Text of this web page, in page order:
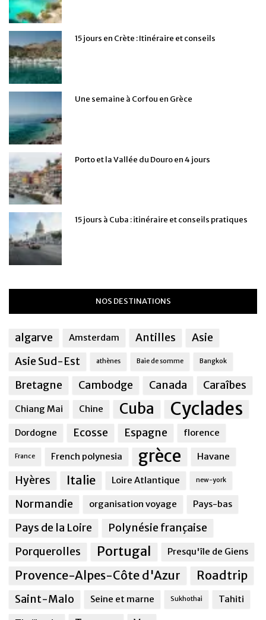
15 jours en Crète : Itinéraire et conseils
Une semaine à Corfou en Grèce
Porto et la Vallée du Douro en 4 jours
15 jours à Cuba : itinéraire et conseils pratiques
NOS DESTINATIONS
algarve Amsterdam Antilles
Asie
Asie Sud-Est
athènes Baie de somme Bangkok
Bretagne Cambodge Canada Caraîbes
Chiang Mai Chine Cuba Cyclades
Dordogne Ecosse Espagne florence
France French polynesia grèce Havane
Hyères Italie Loire Atlantique new-york
Normandie organisation voyage Pays-bas
Pays de la Loire
Polynésie française
Porquerolles
Portugal Presqu'île de Giens
Provence-Alpes-Côte d'Azur Roadtrip
Saint-Malo Seine et marne Sukhothai Tahiti